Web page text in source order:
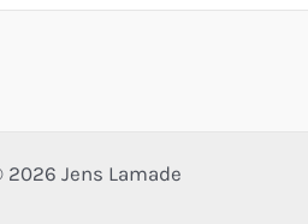
2026 Jens Lamade